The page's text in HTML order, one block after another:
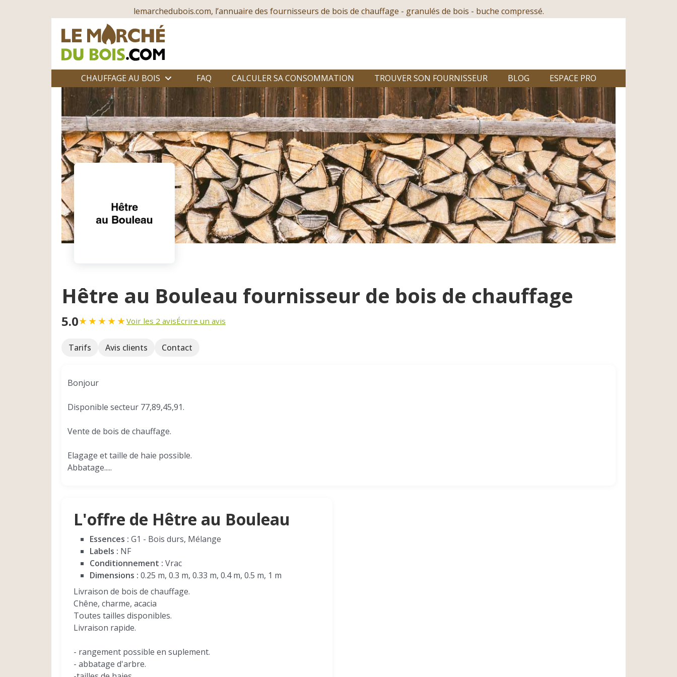
lemarchedubois.com, l’annuaire des fournisseurs de bois de chauffage - granulés de bois - buche compressé.
CHAUFFAGE AU BOIS FAQ CALCULER SA CONSOMMATION TROUVER SON FOURNISSEUR BLOG ESPACE PRO
Hêtre au Bouleau fournisseur de bois de chauffage
5.0★★★★★Voir les 2 avisÉcrire un avis
Tarifs Avis clients Contact
Bonjour
Disponible secteur 77,89,45,91.
Vente de bois de chauffage.
Elagage et taille de haie possible.
Abbatage.....
L'offre de Hêtre au Bouleau
Essences : G1 - Bois durs, Mélange
Labels : NF
Conditionnement : Vrac
Dimensions : 0.25 m, 0.3 m, 0.33 m, 0.4 m, 0.5 m, 1 m
Livraison de bois de chauffage.
Chêne, charme, acacia
Toutes tailles disponibles.
Livraison rapide.
- rangement possible en suplement.
- abbatage d'arbre.